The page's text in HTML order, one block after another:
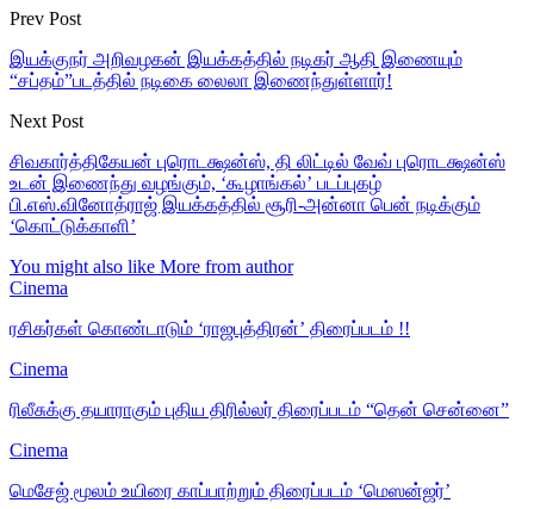
Prev Post
இயக்குநர் அறிவழகன் இயக்கத்தில் நடிகர் ஆதி இணையும்
“சப்தம்”படத்தில் நடிகை லைலா இணைந்துள்ளார்!
Next Post
சிவகார்த்திகேயன் புரொடக்ஷன்ஸ், தி லிட்டில் வேவ் புரொடக்ஷன்ஸ்
உடன் இணைந்து வழங்கும், ‘கூழாங்கல்’ படப்புகழ்
பி.எஸ்.வினோத்ராஜ் இயக்கத்தில் சூரி-அன்னா பென் நடிக்கும்
‘கொட்டுக்காளி’
You might also like More from author
Cinema
ரசிகர்கள் கொண்டாடும் ‘ராஜபுத்திரன்’ திரைப்படம் !!
Cinema
ரிலீசுக்கு தயாராகும் புதிய திரில்லர் திரைப்படம் “தென் சென்னை”
Cinema
மெசேஜ் மூலம் உயிரை காப்பாற்றும் திரைப்படம் ‘மெஸன்ஜர்’